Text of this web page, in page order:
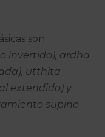
son
invertido), ardha
utthita
extendido) y
supino